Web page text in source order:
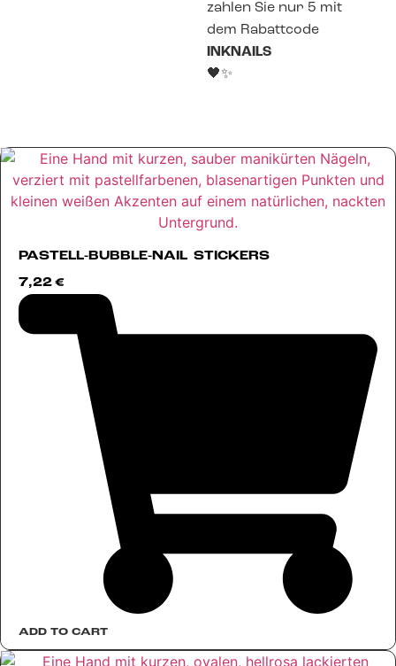
zahlen Sie nur 5 mit
dem Rabattcode
INKNAILS
🖤✨
PASTELL-BUBBLE-NAIL STICKERS
7,22 €
ADD TO CART